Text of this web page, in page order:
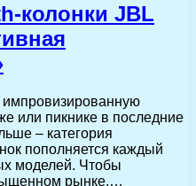
колонки JBL
импровизированную
или пикнике в последние
– категория
пополняется каждый
моделей. Чтобы
рынке,…